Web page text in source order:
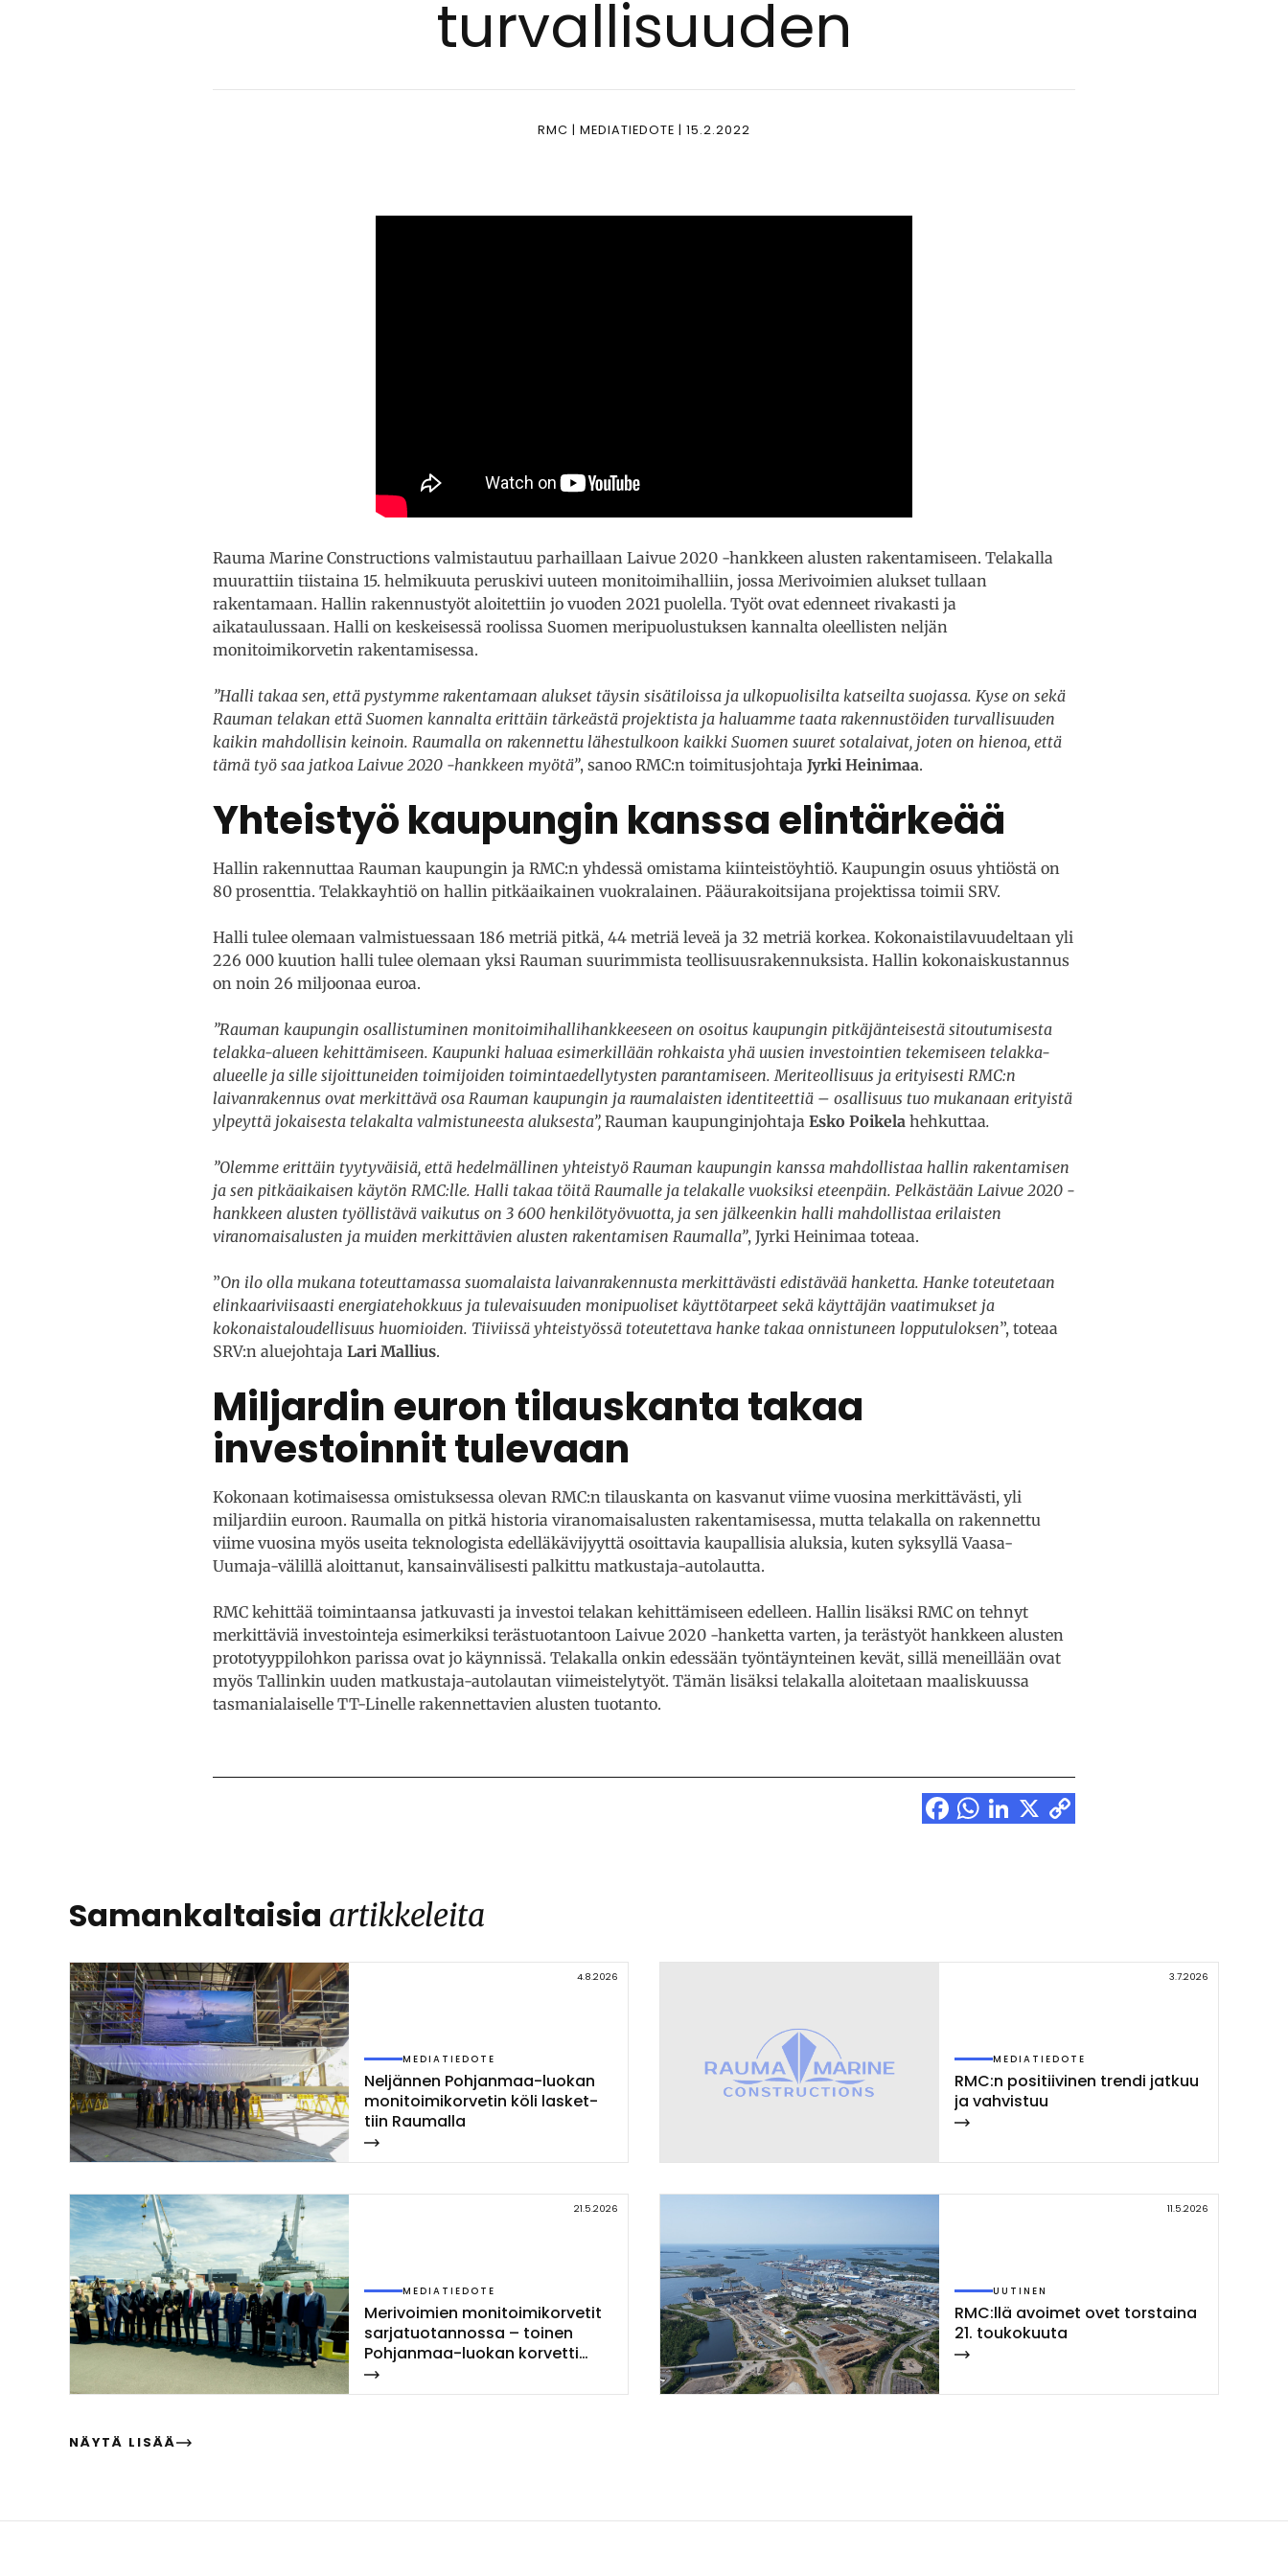
tur­val­li­suu­den
RMC | MEDIATIEDOTE | 15.2.2022
Rauma Marine Constructions valmistautuu parhaillaan Laivue 2020 -hankkeen alusten rakentamiseen. Telakalla
muurattiin tiistaina 15. helmikuuta peruskivi uuteen monitoimihalliin, jossa Merivoimien alukset tullaan
rakentamaan. Hallin rakennustyöt aloitettiin jo vuoden 2021 puolella. Työt ovat edenneet rivakasti ja
aikataulussaan. Halli on keskeisessä roolissa Suomen meripuolustuksen kannalta oleellisten neljän
monitoimikorvetin rakentamisessa.
”Halli takaa sen, että pystymme rakentamaan alukset täysin sisätiloissa ja ulkopuolisilta katseilta suojassa. Kyse on sekä
Rauman telakan että Suomen kannalta erittäin tärkeästä projektista ja haluamme taata rakennustöiden turvallisuuden
kaikin mahdollisin keinoin. Raumalla on rakennettu lähestulkoon kaikki Suomen suuret sotalaivat, joten on hienoa, että
tämä työ saa jatkoa Laivue 2020 -hankkeen myötä”, sanoo RMC:n toimitusjohtaja Jyrki Heinimaa.
Yhteistyö kaupungin kanssa elintärkeää
Hallin rakennuttaa Rauman kaupungin ja RMC:n yhdessä omistama kiinteistöyhtiö. Kaupungin osuus yhtiöstä on
80 prosenttia. Telakkayhtiö on hallin pitkäaikainen vuokralainen. Pääurakoitsijana projektissa toimii SRV.
Halli tulee olemaan valmistuessaan 186 metriä pitkä, 44 metriä leveä ja 32 metriä korkea. Kokonaistilavuudeltaan yli
226 000 kuution halli tulee olemaan yksi Rauman suurimmista teollisuusrakennuksista. Hallin kokonaiskustannus
on noin 26 miljoonaa euroa.
”Rauman kaupungin osallistuminen monitoimihallihankkeeseen on osoitus kaupungin pitkäjänteisestä sitoutumisesta
telakka-alueen kehittämiseen. Kaupunki haluaa esimerkillään rohkaista yhä uusien investointien tekemiseen telakka-
alueelle ja sille sijoittuneiden toimijoiden toimintaedellytysten parantamiseen. Meriteollisuus ja erityisesti RMC:n
laivanrakennus ovat merkittävä osa Rauman kaupungin ja raumalaisten identiteettiä – osallisuus tuo mukanaan erityistä
ylpeyttä jokaisesta telakalta valmistuneesta aluksesta”, Rauman kaupunginjohtaja Esko Poikela hehkuttaa.
”Olemme erittäin tyytyväisiä, että hedelmällinen yhteistyö Rauman kaupungin kanssa mahdollistaa hallin rakentamisen
ja sen pitkäaikaisen käytön RMC:lle. Halli takaa töitä Raumalle ja telakalle vuoksiksi eteenpäin. Pelkästään Laivue 2020 -
hankkeen alusten työllistävä vaikutus on 3 600 henkilötyövuotta, ja sen jälkeenkin halli mahdollistaa erilaisten
viranomaisalusten ja muiden merkittävien alusten rakentamisen Raumalla”, Jyrki Heinimaa toteaa.
”On ilo olla mukana toteuttamassa suomalaista laivanrakennusta merkittävästi edistävää hanketta. Hanke toteutetaan
elinkaariviisaasti energiatehokkuus ja tulevaisuuden monipuoliset käyttötarpeet sekä käyttäjän vaatimukset ja
kokonaistaloudellisuus huomioiden. Tiiviissä yhteistyössä toteutettava hanke takaa onnistuneen lopputuloksen”, toteaa
SRV:n aluejohtaja Lari Mallius.
Miljardin euron tilauskanta takaa
investoinnit tulevaan
Kokonaan kotimaisessa omistuksessa olevan RMC:n tilauskanta on kasvanut viime vuosina merkittävästi, yli
miljardiin euroon. Raumalla on pitkä historia viranomaisalusten rakentamisessa, mutta telakalla on rakennettu
viime vuosina myös useita teknologista edelläkävijyyttä osoittavia kaupallisia aluksia, kuten syksyllä Vaasa-
Uumaja-välillä aloittanut, kansainvälisesti palkittu matkustaja-autolautta.
RMC kehittää toimintaansa jatkuvasti ja investoi telakan kehittämiseen edelleen. Hallin lisäksi RMC on tehnyt
merkittäviä investointeja esimerkiksi terästuotantoon Laivue 2020 -hanketta varten, ja terästyöt hankkeen alusten
prototyyppilohkon parissa ovat jo käynnissä. Telakalla onkin edessään työntäynteinen kevät, sillä meneillään ovat
myös Tallinkin uuden matkustaja-autolautan viimeistelytyöt. Tämän lisäksi telakalla aloitetaan maaliskuussa
tasmanialaiselle TT-Linelle rakennettavien alusten tuotanto.
Samankaltaisia artikkeleita
4.8.2026
MEDIATIEDOTE
Nel­jän­nen Poh­jan­maa-luo­kan
mo­ni­toi­mi­kor­ve­tin kö­li las­ket­
tiin Rau­mal­la
3.7.2026
MEDIATIEDOTE
RMC:n po­si­tii­vi­nen tren­di jat­kuu
ja vah­vis­tuu
21.5.2026
MEDIATIEDOTE
Me­ri­voi­mien mo­ni­toi­mi­kor­ve­tit
sar­ja­tuo­tan­nos­sa – toi­nen
Poh­jan­maa-luo­kan kor­vet­ti
las­ket­tiin ve­sil­le Rau­mal­la
11.5.2026
UUTINEN
RMC:llä avoi­met ovet tors­tai­na
21. tou­ko­kuu­ta
NÄYTÄ LISÄÄ